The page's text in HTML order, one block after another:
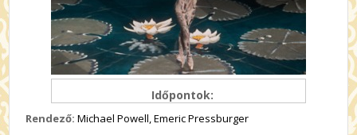
Időpontok:
Rendező: Michael Powell, Emeric Pressburger